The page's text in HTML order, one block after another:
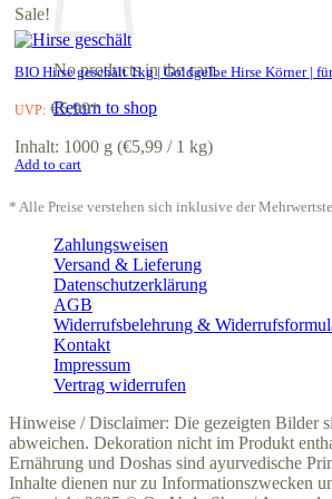
No products in the cart.
Return to shop
Sale!
BIO Hirse geschält 1kg | Goldgelbe Hirse Körner |
UVP: €5,99*
Inhalt: 1000 g (€5,99 / 1 kg)
Add to cart
* Alle Preise verstehen sich inklusive der
Zahlungsweisen
Versand & Lieferung
Datenschutzerklärung
AGB
Widerrufsbelehrung &
Kontakt
Impressum
Vertrag widerrufen
Hinweise / Disclaimer: Die gezeigten Bilder
abweichen. Dekoration nicht im Produkt
Ernährung und Doshas sind ayurvedische
Inhalte dienen nur zu Informationszwecken